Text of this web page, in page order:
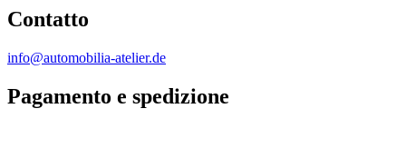
Contatto
info@automobilia-atelier.de
Pagamento e spedizione